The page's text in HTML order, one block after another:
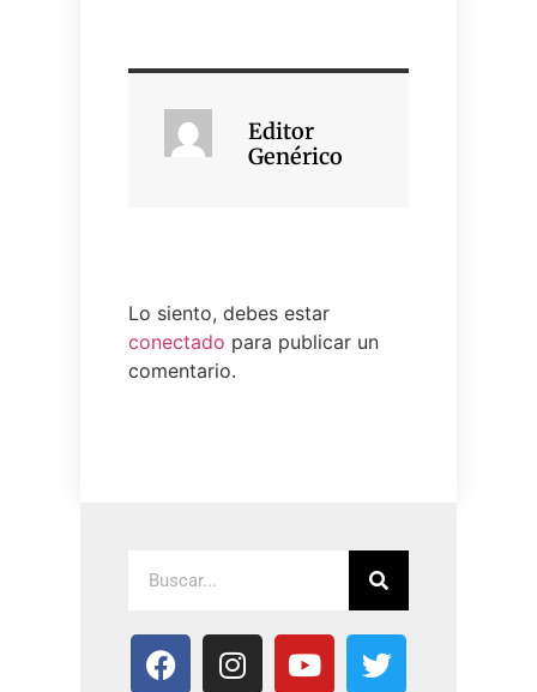
Editor
Genérico
Lo siento, debes estar
conectado para publicar un
comentario.